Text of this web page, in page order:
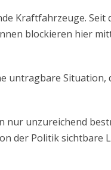
Kraftfahrzeuge. Seit
blockieren hier
untragbare Situation,
nur unzureichend
der Politik sichtbare